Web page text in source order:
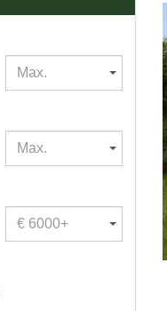
Max.
Max.
€ 6000+